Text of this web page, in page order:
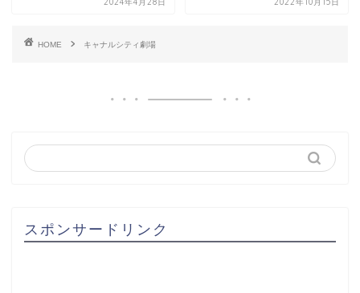
HOME キャナルシティ劇場
スポンサードリンク